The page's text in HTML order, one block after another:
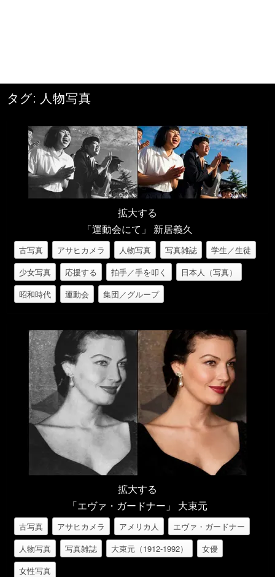
タグ: 人物写真
拡大する
「運動会にて」 新居義久
古写真 アサヒカメラ 人物写真 写真雑誌
学生／生徒
少女写真
応援する 拍手／手を叩く
日本人（写真）
昭和時代
運動会 集団／グループ
拡大する
「エヴァ・ガードナー」 大束元
古写真 アサヒカメラ アメリカ人
エヴァ・ガードナー
人物写真
写真雑誌 大束元（1912-1992）
女優
女性写真